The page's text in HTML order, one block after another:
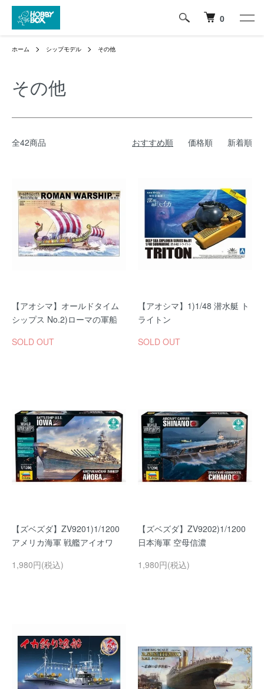
0
ホーム シップモデル その他
その他
全42商品 おすすめ順 価格順 新着順
【アオシマ】オールドタイム
シップス No.2)ローマの軍船
SOLD OUT
【アオシマ】1)1/48 潜水艇 ト
ライトン
SOLD OUT
【ズベズダ】ZV9201)1/1200
アメリカ海軍 戦艦アイオワ
1,980円(税込)
【ズベズダ】ZV9202)1/1200
日本海軍 空母信濃
1,980円(税込)